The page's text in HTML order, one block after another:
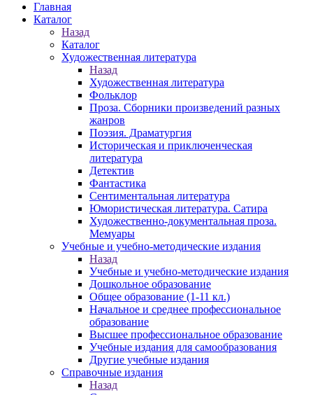
Главная
Каталог
Назад
Каталог
Художественная литература
Назад
Художественная литература
Фольклор
Проза. Сборники произведений разных
жанров
Поэзия. Драматургия
Историческая и приключенческая
литература
Детектив
Фантастика
Сентиментальная литература
Юмористическая литература. Сатира
Художественно-документальная проза.
Мемуары
Учебные и учебно-методические издания
Назад
Учебные и учебно-методические издания
Дошкольное образование
Общее образование (1-11 кл.)
Начальное и среднее профессиональное
образование
Высшее профессиональное образование
Учебные издания для самообразования
Другие учебные издания
Справочные издания
Назад